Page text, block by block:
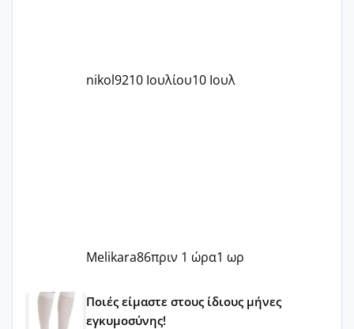
nikol9210 Ιουλίου10 Ιουλ
Melikara86πριν 1 ώρα1 ωρ
Μωράκια Μαΐου 2026 🌸🌻🌹
Ποιές είμαστε στους ίδιους μήνες
εγκυμοσύνης!